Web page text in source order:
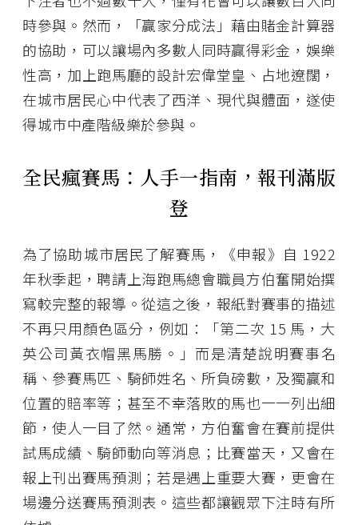
時參與。然而，「贏家分成法」藉由賭金計算器
的協助，可以讓場內多數人同時贏得彩金，娛樂
性高，加上跑馬廳的設計宏偉堂皇、占地遼闊，
在城市居民心中代表了西洋、現代與體面，遂使
得城市中產階級樂於參與。
全民瘋賽馬：人手一指南，報刊滿版
登
為了協助城市居民了解賽馬，《申報》自 1922
年秋季起，聘請上海跑馬總會職員方伯奮開始撰
寫較完整的報導。從這之後，報紙對賽事的描述
不再只用顏色區分，例如：「第二次 15 馬，大
英公司黃衣帽黑馬勝。」而是清楚說明賽事名
稱、參賽馬匹、騎師姓名、所負磅數，及獨贏和
位置的賠率等；甚至不幸落敗的馬也一一列出細
節，使人一目了然。通常，方伯奮會在賽前提供
試馬成績、騎師動向等消息；比賽當天，又會在
報上刊出賽馬預測；若是遇上重要大賽，更會在
場邊分送賽馬預測表。這些都讓觀眾下注時有所